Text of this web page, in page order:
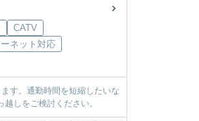
CATV
ネット対応
す。通勤時間を短縮したいな
しをご検討ください。